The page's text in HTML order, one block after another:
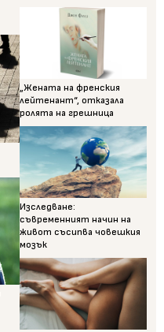
„Жената на френския
лейтенант“, отказала
ролята на грешница
Изследване:
съвременният начин на
живот съсипва човешкия
мозък